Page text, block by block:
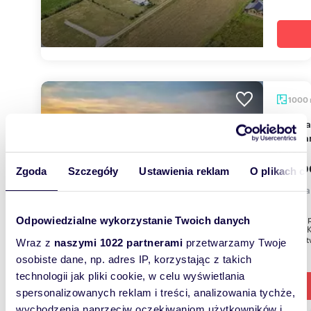
Zgoda Szczegóły Ustawienia reklam O plikach
Odpowiedzialne wykorzystanie Twoich danych
Wraz z naszymi 1022 partnerami przetwarzamy Twoje
osobiste dane, np. adres IP, korzystając z takich
technologii jak pliki cookie, w celu wyświetlania
spersonalizowanych reklam i treści, analizowania tychże,
1000
Działka z widokiem na morze i jezioro Kopań -
225